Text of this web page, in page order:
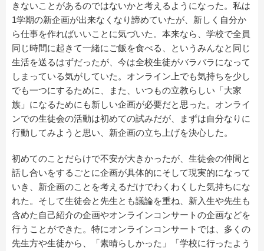
きないことがあるのではないかと考えるようになった。私は
1学期の新企画が出来なくなり諦めていたが、新しく自分か
ら仕事を作ればいいことに気づいた。本来なら、学校で全員
同じ時間に起きて一緒にご飯を食べる、というみんなと同じ
生活を送るはずだったが、今は全校生徒がバラバラになって
しまっている気がしていた。オンライン上でも気持ちを少し
でも一つにするために、また、いつもの立教らしい「大家
族」になるためにも新しい企画が必要だと思った。オンライ
ンでの生徒会の活動は初めての試みだが、まずは自分なりに
行動してみようと思い、新企画の立ち上げを決心した。
初めてのことだらけで不安が大きかったが、生徒会の仲間と
話し合いをするごとに企画が具体的にそして現実的になって
いき、新企画のことを考えるだけでわくわくした気持ちにな
れた。そして生徒会と先生とも議論を重ね、新入生や先生も
含めた自己紹介の企画やオンラインコンサートの企画などを
行うことができた。特にオンラインコンサートでは、多くの
先生方や生徒から、「素晴らしかった」「学校に行ったよう